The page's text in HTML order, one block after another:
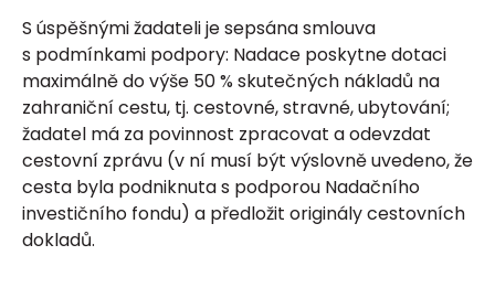
S úspěšnými žadateli je sepsána smlouva
s podmínkami podpory: Nadace poskytne dotaci
maximálně do výše 50 % skutečných nákladů na
zahraniční cestu, tj. cestovné, stravné, ubytování;
žadatel má za povinnost zpracovat a odevzdat
cestovní zprávu (v ní musí být výslovně uvedeno, že
cesta byla podniknuta s podporou Nadačního
investičního fondu) a předložit originály cestovních
dokladů.